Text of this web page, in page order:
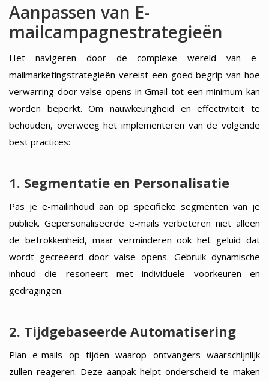
Aanpassen van E-
mailcampagnestrategieën
Het navigeren door de complexe wereld van e-
mailmarketingstrategieën vereist een goed begrip van hoe
verwarring door valse opens in Gmail tot een minimum kan
worden beperkt. Om nauwkeurigheid en effectiviteit te
behouden, overweeg het implementeren van de volgende
best practices:
1. Segmentatie en Personalisatie
Pas je e-mailinhoud aan op specifieke segmenten van je
publiek. Gepersonaliseerde e-mails verbeteren niet alleen
de betrokkenheid, maar verminderen ook het geluid dat
wordt gecreëerd door valse opens. Gebruik dynamische
inhoud die resoneert met individuele voorkeuren en
gedragingen.
2. Tijdgebaseerde Automatisering
Plan e-mails op tijden waarop ontvangers waarschijnlijk
zullen reageren. Deze aanpak helpt onderscheid te maken